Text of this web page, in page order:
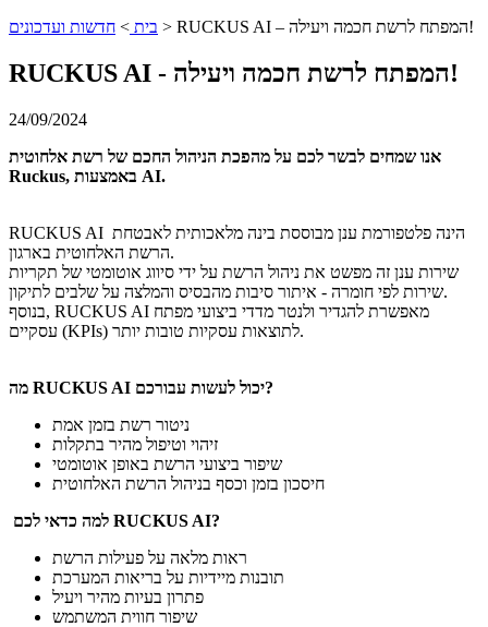
בית > חדשות ועדכונים > RUCKUS AI – המפתח לרשת חכמה ויעילה!
RUCKUS AI - המפתח לרשת חכמה ויעילה!
24/09/2024
אנו שמחים לבשר לכם על מהפכת הניהול החכם של רשת אלחוטית
Ruckus
AI.
RUCKUS AI הינה פלטפורמת ענן מבוססת בינה מלאכותית לאבטחת
הרשת האלחוטית בארגון.
שירות ענן זה מפשט את ניהול הרשת על ידי סיווג אוטומטי של תקריות
שירות לפי חומרה - איתור סיבות מהבסיס והמלצה על שלבים לתיקון.
בנוסף, RUCKUS AI מאפשרת להגדיר ולנטר מדדי ביצועי מפתח
עסקיים (KPIs) לתוצאות עסקיות טובות יותר.
מה RUCKUS AI יכול לעשות עבורכם?
ניטור רשת בזמן אמת
זיהוי וטיפול מהיר בתקלות
שיפור ביצועי הרשת באופן אוטומטי
חיסכון בזמן וכסף בניהול הרשת האלחוטית
למה כדאי לכם RUCKUS AI?
ראות מלאה על פעילות הרשת
תובנות מיידיות על בריאות המערכת
פתרון בעיות מהיר ויעיל
שיפור חווית המשתמש